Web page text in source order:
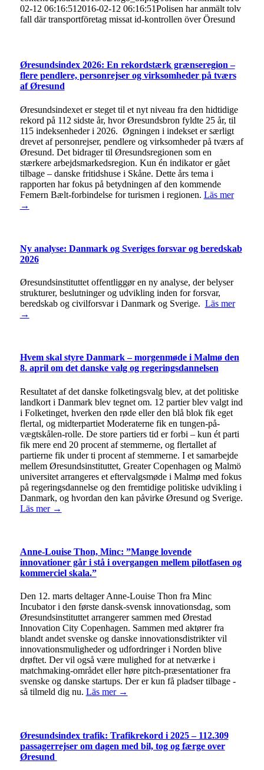
02-12 06:16:51 2016-02-12 06:16:51Polisen har anmält tolv
fall där transportföretag missat id-kontrollen över Öresund
Øresundsindex 2026: En rekordstærk grænseregion –
flere pendlere, personrejser og virksomheder på tværs
af Øresund
Øresundsindexet er steget til et nyt niveau fra den hidtidige
rekord på 112 sidste år, hvor Øresundsbron fyldte 25 år, til
115 indeksenheder i 2026. Øgningen i indekset er særligt
drevet af personrejser, pendlere og virksomheder på tværs af
Øresund. Det bidrager til Øresundsregionen som en
stærkere arbejdsmarkedsregion. Kun én indikator er gået
tilbage – danske fritidshuse i Skåne. Dette års tema i
rapporten har fokus på betydningen af den kommende
Femern Bælt-forbindelse for turismen i regionen. Läs mer
→
Ny analyse: Danmark og Sveriges forsvar og beredskab
2026
Øresundsinstituttet offentliggør en ny analyse, der belyser
strukturer, beslutninger og udvikling inden for forsvar,
beredskab og civilforsvar i Danmark og Sverige. Läs mer
→
Hvem skal styre Danmark – morgenmøde i Malmø den
8. april om det danske valg og regeringsdannelsen
Resultatet af det danske folketingsvalg blev, at det politiske
landkort i Danmark blev tegnet om. 12 partier blev valgt ind
i Folketinget, hverken den røde eller den blå blok fik eget
flertal, og midterpartiet Moderaterne fik en tungen-på-
vægtskålen-rolle. De store partiers tid er forbi – kun ét parti
fik mere end 20 procent af stemmerne, og flertallet af
partierne fik under ti procent af stemmerne. I et samarbejde
mellem Øresundsinstituttet, Greater Copenhagen og Malmö
universitet arrangeres et eftervalgsmøde i Malmø med fokus
på regeringsdannelse og den fremtidige politiske udvikling i
Danmark, og hvordan den kan påvirke Øresund og Sverige.
Läs mer →
Anne-Louise Thon, Minc: ”Mange lovende
innovationer går i stå i overgangen mellem pilotfasen og
kommerciel skala.”
Den 12. marts deltager Anne-Louise Thon fra Minc
Incubator i den første dansk-svensk innovationsdag, som
Øresundsinstituttet arrangerer sammen med Ørestad
Innovation City Copenhagen. Sammen med aktører fra
blandt andet svenske og danske innovationsdistrikter vil
innovationsmuligheder og udfordringer i Norden blive
drøftet. Der vil også være mulighed for at netværke i
matchmaking-området eller høre pitch-præsentationer fra
svenske og danske startups. Der er kun få pladser tilbage -
så tilmeld dig nu. Läs mer →
Øresundsindex trafik: Trafikrekord i 2025 – 112.309
passagerrejser om dagen med bil, tog og færge over
Øresund